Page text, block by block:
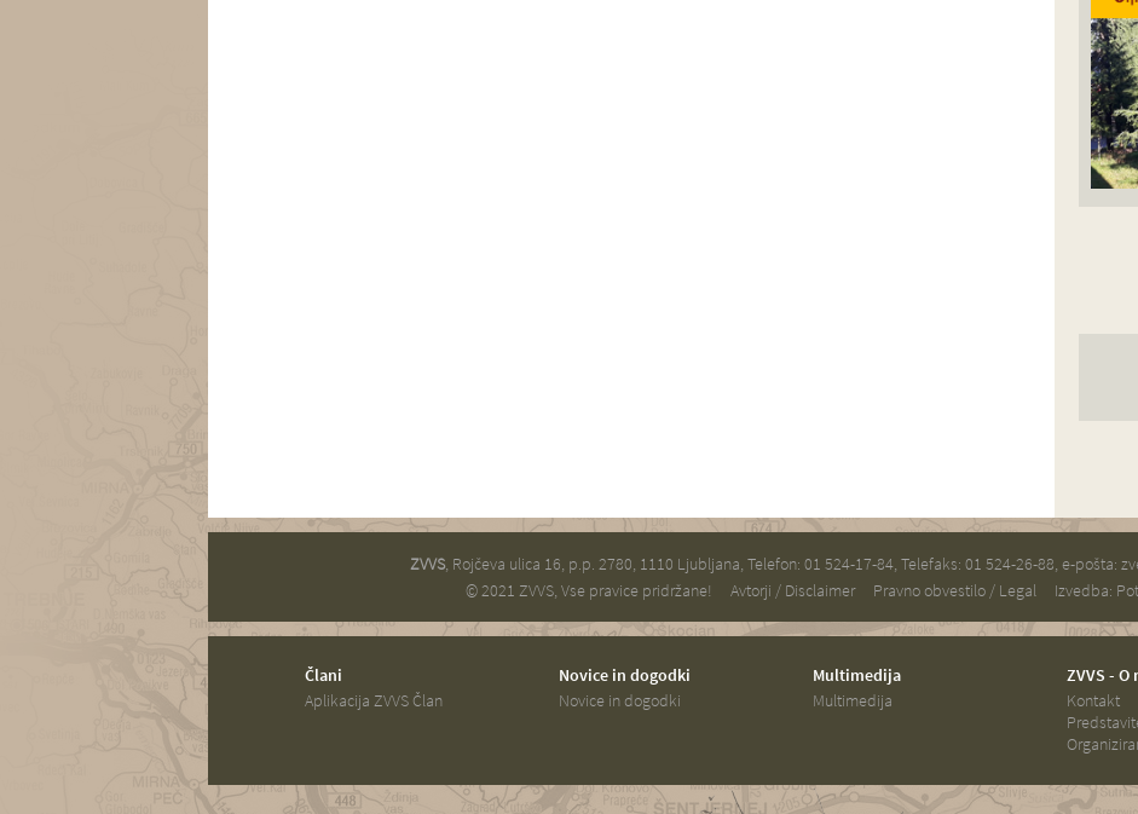
ZVVS, Rojčeva ulica 16, p.p. 2780, 1110 Ljubljana, Telefon: 01 524-17-84, Telefaks: 01 524-26-88, e-pošta:
© 2021 ZVVS, Vse pravice pridržane! Avtorji / Disclaimer Pravno obvestilo / Legal Izvedba:
Člani
Aplikacija ZVVS Član
Novice in dogodki
Novice in dogodki
Multimedija
Multimedija
ZVVS - O
Kontakt